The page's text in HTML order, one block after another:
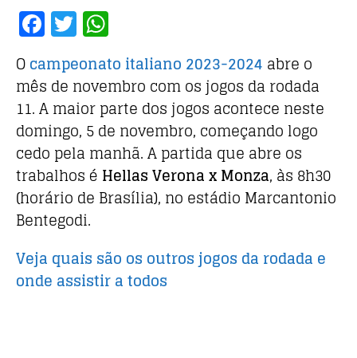
F
a
c
e
b
o
o
k
T
w
it
te
r
h
at
s
A
p
p
Ocampeonato italiano 2023-2024 abre o
mês de novembro com os jogos da rodada
11. A maior parte dos jogos acontece neste
domingo, 5 de novembro, começando logo
cedo pela manhã. A partida que abre os
trabalhos é Hellas Verona x Monza, às 8h30
(horário de Brasília), no estádio Marcantonio
Bentegodi.
Veja quais são os outros jogos da rodada e
onde assistir a todos